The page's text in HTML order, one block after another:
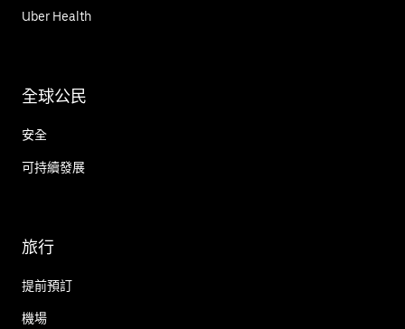
Uber Health
全球公民
安全
可持續發展
旅行
提前預訂
機場